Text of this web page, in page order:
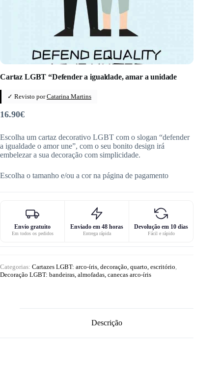
Cartaz LGBT “Defender a igualdade, amar a unidade
✓ Revisto porCatarina Martins
16.90€
Escolha um cartaz decorativo LGBT com o slogan “defender
a igualdade o amor une”, com o seu bonito design irá
embelezar a sua decoração com simplicidade.
Escolha o tamanho e/ou a cor na página de pagamento
Envio gratuito
Em todos os pedidos
Enviado em 48 horas
Entrega rápida
Devolução em 10 dias
Fácil e rápido
Categorias: Cartazes LGBT: arco-íris, decoração, quarto, escritório
Decoração LGBT: bandeiras, almofadas, canecas arco-íris
Descrição